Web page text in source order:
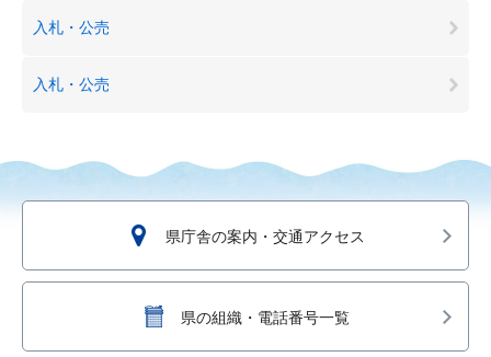
入札・公売
入札・公売
県庁舎の案内・交通アクセス
県の組織・電話番号一覧